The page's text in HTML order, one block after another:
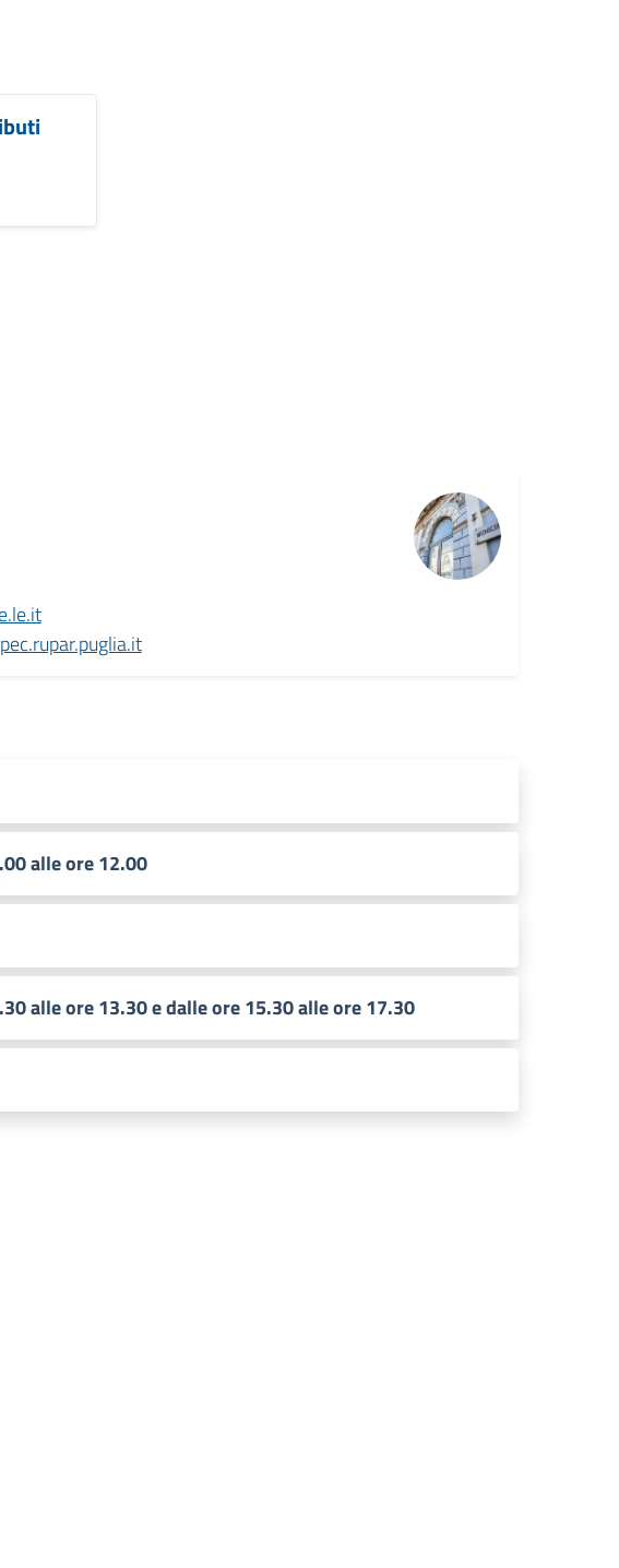
alle ore 12.00
alle ore 13.30 e dalle ore 15.30 alle ore 17.30